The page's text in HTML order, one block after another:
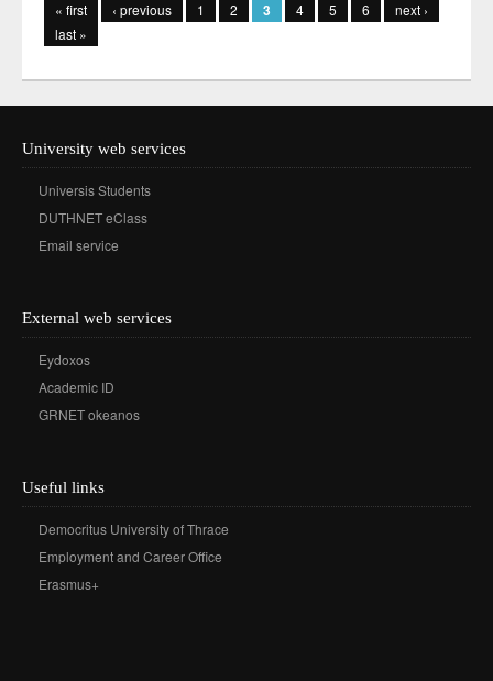
« first ‹ previous 1 2 3 4 5 6
next ›
last »
University web services
Universis Students
DUTHNET eClass
Email service
External web services
Eydoxos
Academic ID
GRNET okeanos
Useful links
Democritus University of Thrace
Employment and Career Office
Erasmus+